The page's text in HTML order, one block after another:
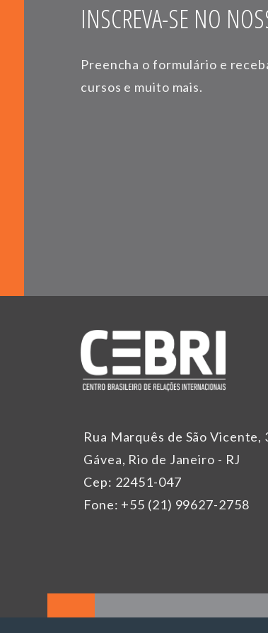
INSCREVA-SE NO
Preencha o formulário e
cursos e muito mais.
Rua Marquês de São Vicente,
Gávea, Rio de Janeiro - RJ
Cep: 22451-047
Fone: +55 (21) 99627-2758